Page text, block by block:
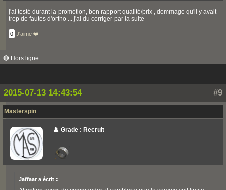
j'ai testé durant la promotion, bon rapport qualité/prix , dommage qu'il y avait
trop de fautes d'ortho ... j'ai du corriger par la suite
0 J'aime ❤️
🔴 Hors ligne
#9
2015-07-13 14:43:54
Masterspin
♟️ Grade : Recruit
Jaffaar a écrit :